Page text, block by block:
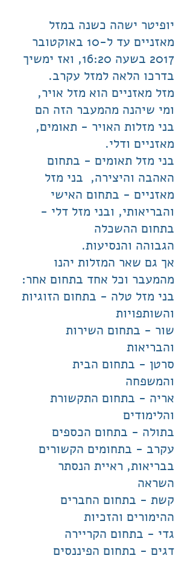
יופיטר ישהה כשנה במזל
מאזניים עד ל-10 באוקטובר
2017 בשעה 16:20, ואז ימשיך
בדרכו הלאה למזל עקרב.
מזל מאזניים הוא מזל אויר,
ומי שיהנה מהמעבר הזה הם
בני מזלות האויר - תאומים,
מאזניים ודלי.
בני מזל תאומים - בתחום
האהבה והיצירה, בני מזל
מאזניים - בתחום האישי
והבריאותי, ובני מזל דלי -
בתחום ההשכלה
הגבוהה והנסיעות.
אך גם שאר המזלות יהנו
מהמעבר וכל אחד בתחום אחר:
בני מזל טלה - בתחום הזוגיות
והשותפויות
שור - בתחום השירות
והבריאות
סרטן - בתחום הבית
והמשפחה
אריה - בתחום התקשורת
והלימודים
בתולה - בתחום הכספים
עקרב - בתחומים הקשורים
בבריאות, ראיית הנסתר
השראה
קשת - בתחום החברים
ההימורים והזכיות
גדי - בתחום הקריירה
דגים - בתחום הפיננסים